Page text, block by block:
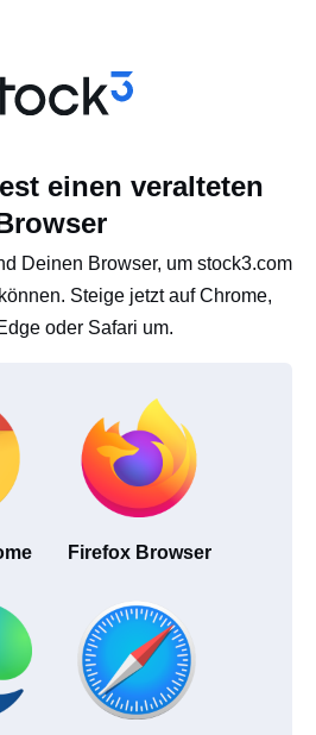
einen veralteten
Deinen Browser, um stock3.com
Steige jetzt auf Chrome,
oder Safari um.
Firefox Browser